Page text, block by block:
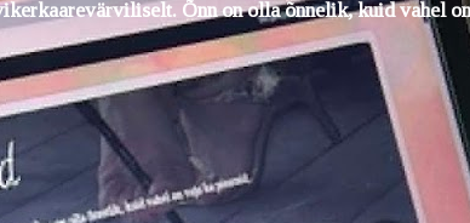
Õnn on olla õnnelik, kuid vahel